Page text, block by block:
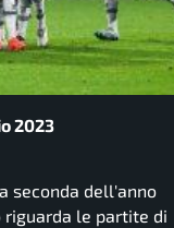
2023
seconda dell'anno
riguarda le partite di